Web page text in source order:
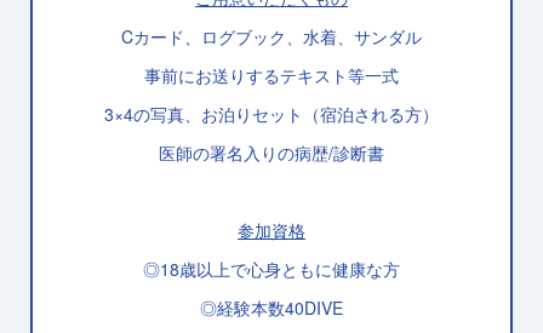
Cカード、ログブック、水着、サンダル
事前にお送りするテキスト等一式
3×4の写真、お泊りセット（宿泊される方）
医師の署名入りの病歴/診断書
参加資格
◎18歳以上で心身ともに健康な方
◎経験本数40DIVE